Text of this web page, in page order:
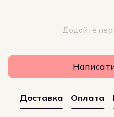
Додайте
Доставка Оплата